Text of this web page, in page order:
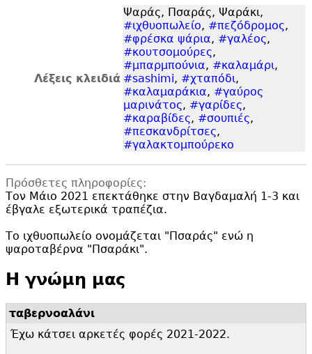
Λέξεις κλειδιά
Ψαράς, Πσαράς, Ψαράκι,
#ιχθυοπωλείο, #πεζόδρομος,
#φρέσκα ψάρια, #γαλέος,
#κουτσομούρες,
#μπαρμπούνια, #καλαμάρι,
#sashimi, #χταπόδι,
#καλαμαράκια, #γαύρος
μαρινάτος, #γαρίδες,
#καραβίδες, #σουπιές,
#πεσκανδρίτσες,
#γαλακτομπούρεκο
Πρόσθετες πληροφορίες:
Τον Μάιο 2021 επεκτάθηκε στην Βαγδαμαλή 1-3 και
έβγαλε εξωτερικά τραπέζια.
Το ιχθυοπωλείο ονομάζεται "Πσαράς" ενώ η
ψαροταβέρνα "Πσαράκι".
Η γνώμη μας
ταβερνοαλάνι
Έχω κάτσει αρκετές φορές 2021-2022.